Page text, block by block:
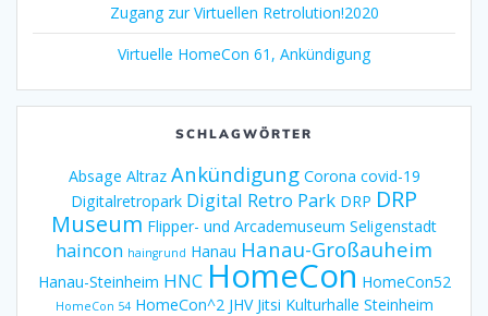
Zugang zur Virtuellen Retrolution!2020
Virtuelle HomeCon 61, Ankündigung
SCHLAGWÖRTER
Absage Altraz Ankündigung Corona covid-19
Digitalretropark Digital Retro Park DRP DRP
Museum Flipper- und Arcademuseum Seligenstadt
haincon haingrund Hanau Hanau-Großauheim
Hanau-Steinheim HNC HomeCon HomeCon52
HomeCon 54 HomeCon^2 JHV Jitsi Kulturhalle Steinheim